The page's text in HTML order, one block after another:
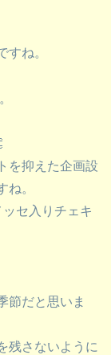
すね。
を抑えた企画設
ね。
セ入りチェキ
節だと思いま
残さないように